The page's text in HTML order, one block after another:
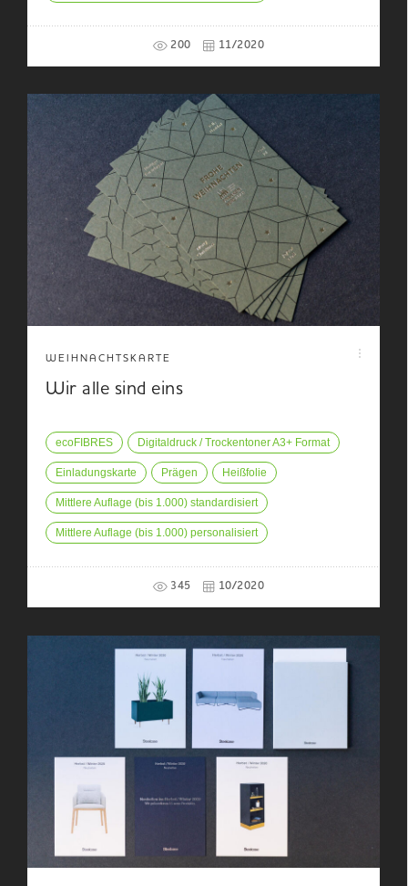
200 11/2020
WEIHNACHTSKARTE
Wir alle sind eins
ecoFIBRES Digitaldruck / Trockentoner A3+ Format
Einladungskarte Prägen Heißfolie
Mittlere Auflage (bis 1.000) standardisiert
Mittlere Auflage (bis 1.000) personalisiert
345 10/2020